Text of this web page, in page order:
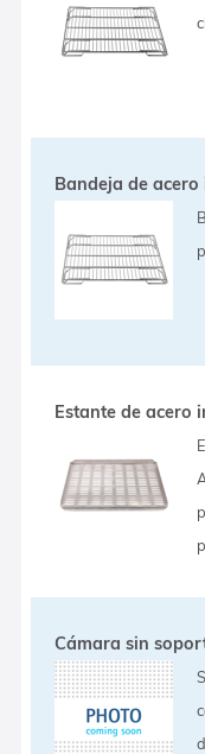
Bandeja de
Estante de acero
Cámara sin